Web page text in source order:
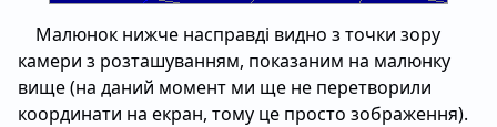
Малюнок нижче насправді видно з точки зору
камери з розташуванням, показаним на малюнку
вище (на даний момент ми ще не перетворили
координати на екран, тому це просто зображення).